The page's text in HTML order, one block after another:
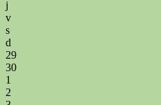
j
v
s
d
29
30
1
2